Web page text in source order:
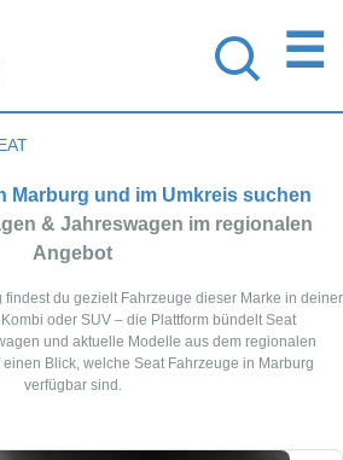
☰
Marburg und im Umkreis suchen
& Jahreswagen im regionalen
Angebot
findest du gezielt Fahrzeuge dieser Marke in deiner
oder SUV – die Plattform bündelt Seat
und aktuelle Modelle aus dem regionalen
Blick, welche Seat Fahrzeuge in Marburg
verfügbar sind.